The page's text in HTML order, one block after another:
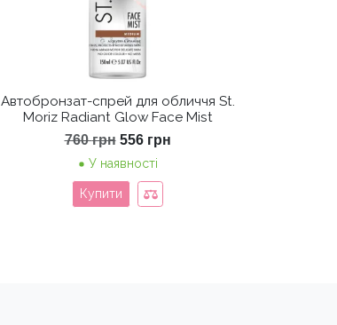
Автобронзат-спрей для обличчя St.
Moriz Radiant Glow Face Mist
760грн Оригінальна
760 грн.
556 грнПоточна
У наявності
Купити